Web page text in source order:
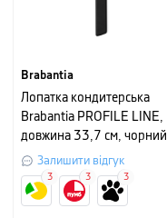
Brabantia
Лопатка кондитерська
Brabantia PROFILE LINE,
довжина 33,7 см, чорний
Залишити відгук
3 3 3